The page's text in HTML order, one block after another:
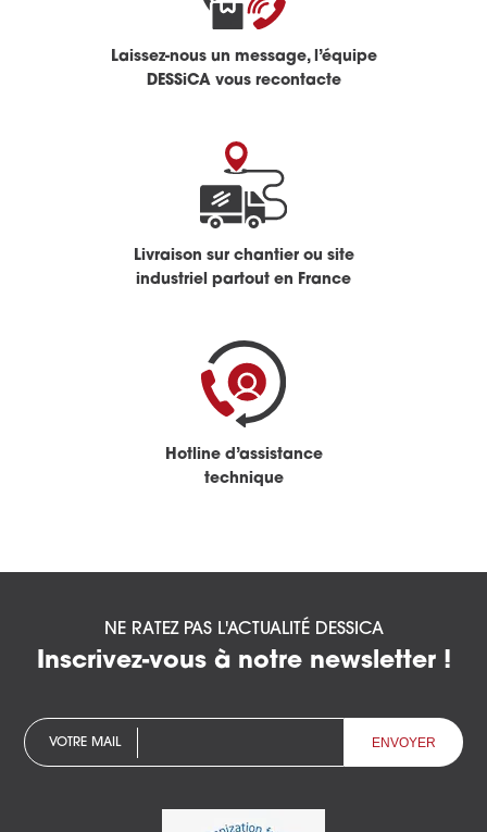
Laissez-nous un message, l’équipe
DESSiCA vous recontacte
Livraison sur chantier ou site
industriel partout en France
Hotline d’assistance
technique
NE RATEZ PAS L'ACTUALITÉ DESSICA
Inscrivez-vous à notre newsletter !
VOTRE MAIL